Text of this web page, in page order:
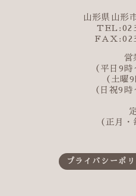
山形県山形
営
（平日9
（土曜
（日祝9
（正月
プライバシーポ